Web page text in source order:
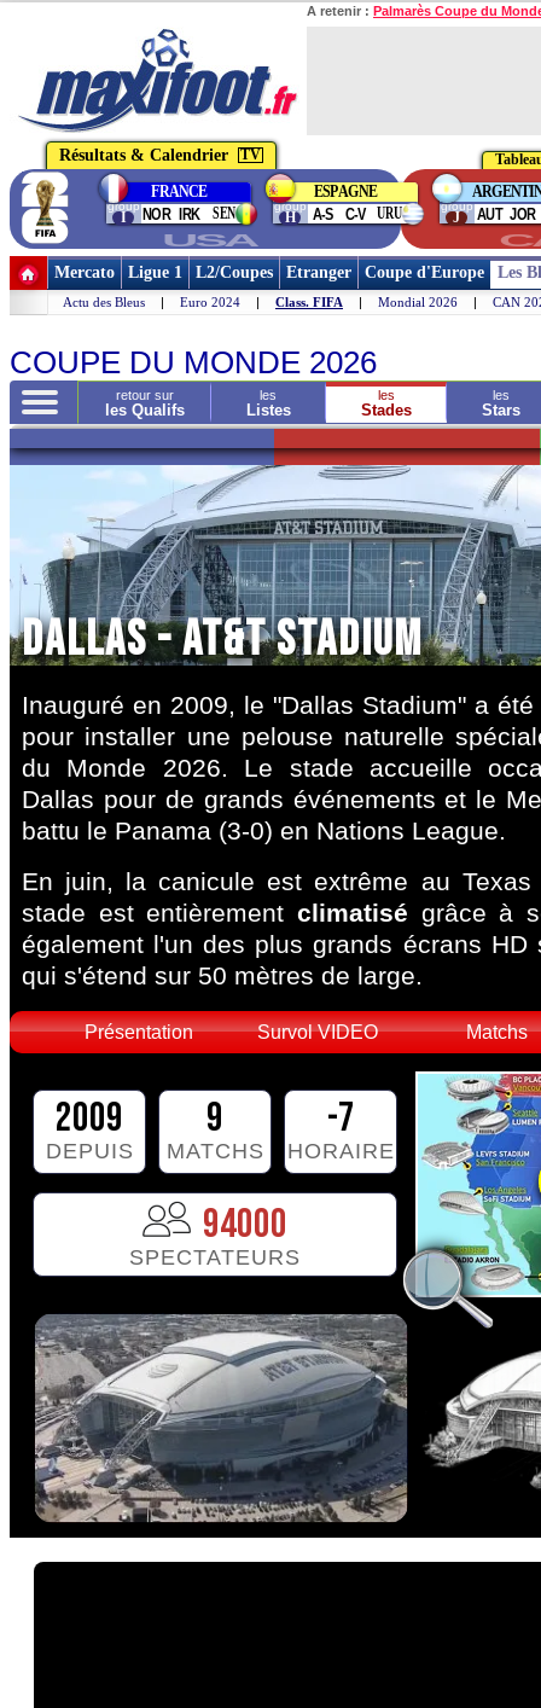
A retenir : Palmarès Coupe du
Résultats & Calendrier TV
group
I
FRANCE
SEN
NOR IRK group
H
ESPAGNE
URU
A-S C-V group
J
AUT JOR
USA
Mercato Ligue 1 L2/Coupes Etranger Coupe d'Europe Les
Actu des Bleus | Euro 2024 | Class. FIFA | Mondial 2026 | CAN
COUPE DU MONDE 2026
retour sur
les Qualifs
les
Listes
les
Stades
les
Stars
Choisir un autre
Dallas - AT&T Stadium
Inauguré en 2009, le "Dallas Stadium" a
pour installer une pelouse naturelle
du Monde 2026. Le stade accueille
Dallas pour de grands événements et le
battu le Panama (3-0) en Nations League.
En juin, la canicule est extrême au
stade est entièrement climatisé grâce à
également l'un des plus grands écrans HD
qui s'étend sur 50 mètres de large.
Présentation Survol VIDEO Matchs
2009
DEPUIS
9
MATCHS
-7
HORAIRE
94000
SPECTATEURS